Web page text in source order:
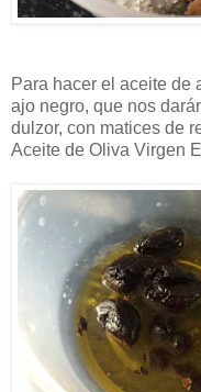
Para hacer el aceite de
ajo negro, que nos
dulzor, con matices de
Aceite de Oliva Virgen